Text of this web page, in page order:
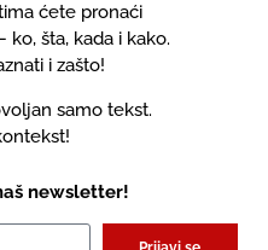
ćete pronaći
šta, kada i kako.
i zašto!
samo tekst.
newsletter!